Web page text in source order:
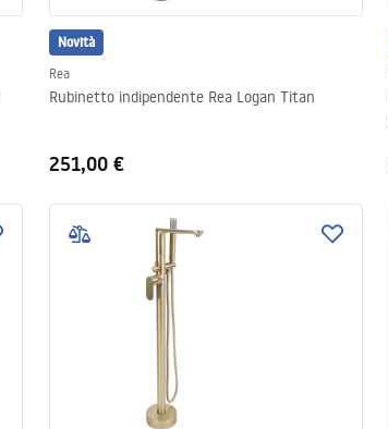
Novità
Rea
Rubinetto indipendente Rea Logan Titan
251,00 €